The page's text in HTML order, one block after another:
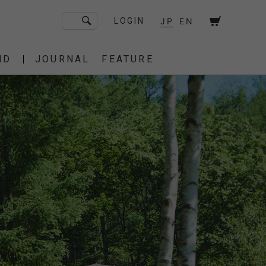
LOGIN JP EN
BURNER,STOVE
BAG SACOCHE
CUT&SEW
T-SHIRT
OTHER
Amiche Alpine
BAREBONES
of age dahl'ia
JOURNAL
F/CE. Flagship Store
砧
京都
渋谷
大阪
PRESS
ONLINE STORE
FEATURE